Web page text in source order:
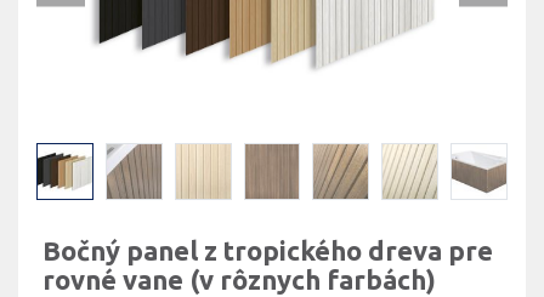
Bočný panel z tropického dreva pre
rovné vane (v rôznych farbách)